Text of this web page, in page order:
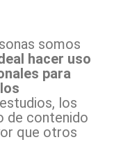
somos
hacer uso
para
los
de contenido
que otros